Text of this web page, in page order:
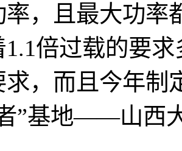
，且最大功率
倍过载的要
求，而且今年制
”基地——山西